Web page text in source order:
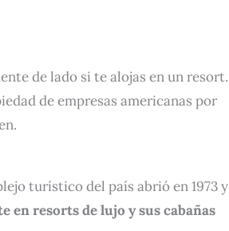
de lado si te alojas en un resort.
de empresas americanas por
turístico del país abrió en 1973 y
resorts de lujo y sus cabañas